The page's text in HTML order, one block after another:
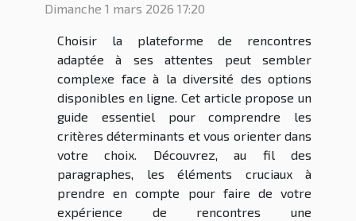
Dimanche 1 mars 2026 17:20
Choisir la plateforme de rencontres
adaptée à ses attentes peut sembler
complexe face à la diversité des options
disponibles en ligne. Cet article propose un
guide essentiel pour comprendre les
critères déterminants et vous orienter dans
votre choix. Découvrez, au fil des
paragraphes, les éléments cruciaux à
prendre en compte pour faire de votre
expérience de rencontres une